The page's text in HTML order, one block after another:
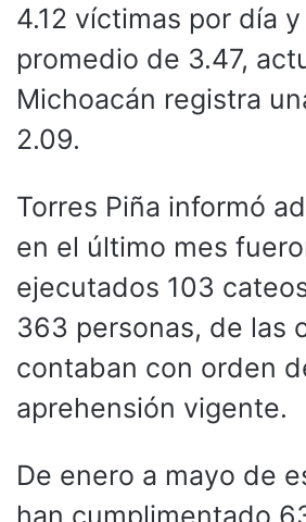
4.12 víctimas por día
promedio de 3.47,
Michoacán registra
2.09.
Torres Piña informó
en el último mes
ejecutados 103
363 personas, de las
contaban con orden
aprehensión vigente.
De enero a mayo de
han cumplimentado